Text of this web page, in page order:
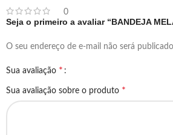
0
Seja o primeiro a avaliar “BANDEJA
O seu endereço de e-mail não será
Sua avaliação *
Sua avaliação sobre o produto *